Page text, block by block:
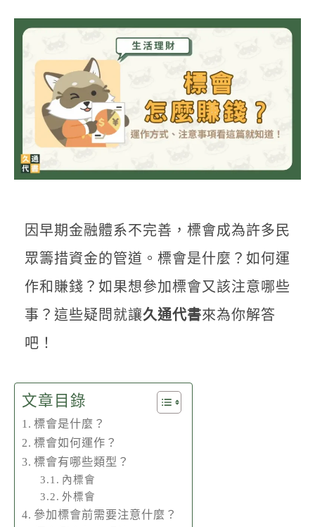
久通專欄
時事解析
生活理財
房產Q&A
網友都在問
聯絡我們
因早期金融體系不完善，標會成為許多民
眾籌措資金的管道。標會是什麼？如何運
作和賺錢？如果想參加標會又該注意哪些
事？這些疑問就讓久通代書來為你解答
吧！
文章目錄
標會是什麼？
標會如何運作？
標會有哪些類型？
內標會
外標會
參加標會前需要注意什麼？